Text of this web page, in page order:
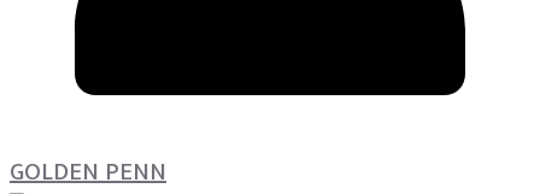
GOLDEN PENN